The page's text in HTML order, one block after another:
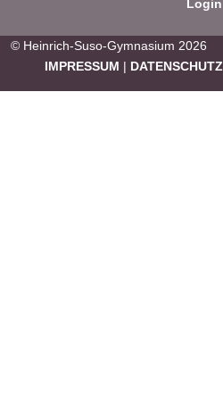
Login
© Heinrich-Suso-Gymnasium 2026
IMPRESSUM | DATENSCHUTZ